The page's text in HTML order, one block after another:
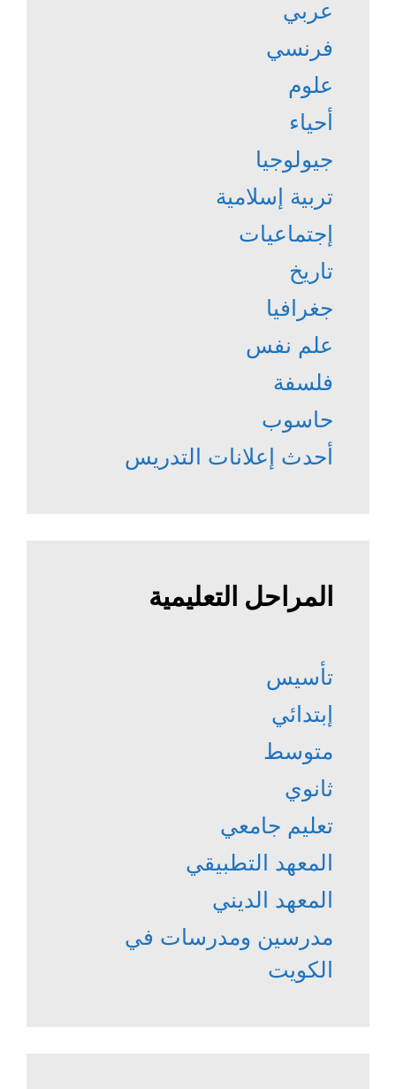
عربي
فرنسي
علوم
أحياء
جيولوجيا
تربية إسلامية
إجتماعيات
تاريخ
جغرافيا
علم نفس
فلسفة
حاسوب
أحدث إعلانات التدريس
المراحل التعليمية
تأسيس
إبتدائي
متوسط
ثانوي
تعليم جامعي
المعهد التطبيقي
المعهد الديني
مدرسين ومدرسات في
الكويت